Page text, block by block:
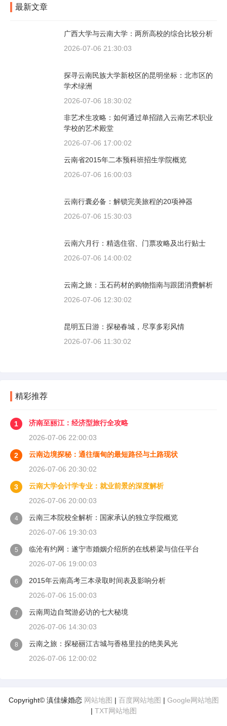
最新文章
广西大学与云南大学：两所高校的综合比较分析
2026-07-06 21:30:03
探寻云南民族大学新校区的昆明坐标：北市区的
学术绿洲
2026-07-06 18:30:02
非艺术生攻略：如何通过单招踏入云南艺术职业
学校的艺术殿堂
2026-07-06 17:00:02
云南省2015年二本预科班招生学院概览
2026-07-06 16:00:03
云南行囊必备：解锁完美旅程的20项神器
2026-07-06 15:30:03
云南六月行：精选住宿、门票攻略及出行贴士
2026-07-06 14:00:02
云南之旅：玉石药材的购物指南与跟团消费解析
2026-07-06 12:30:02
昆明五日游：探秘春城，尽享多彩风情
2026-07-06 11:30:02
精彩推荐
1
济南至丽江：经济型旅行全攻略
2026-07-06 22:00:03
2
云南边境探秘：通往缅甸的最短路径与土路现状
2026-07-06 20:30:02
3
云南大学会计学专业：就业前景的深度解析
2026-07-06 20:00:03
4
云南三本院校全解析：国家承认的独立学院概览
2026-07-06 19:30:03
5
临沧有约网：遂宁市婚姻介绍所的在线桥梁与信任平台
2026-07-06 19:00:03
6
2015年云南高考三本录取时间表及影响分析
2026-07-06 15:00:03
7
云南周边自驾游必访的七大秘境
2026-07-06 14:30:03
8
云南之旅：探秘丽江古城与香格里拉的绝美风光
2026-07-06 12:00:02
Copyright© 滇佳缘婚恋 网站地图 | 百度网站地图 | Google网站地图
| TXT网站地图